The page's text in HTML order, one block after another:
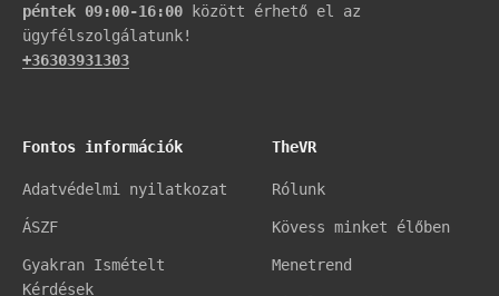
péntek 09:00-16:00 között érhető el az
ügyfélszolgálatunk!
+36303931303
Fontos információk
Adatvédelmi nyilatkozat
ÁSZF
Gyakran Ismételt
Kérdések
TheVR
Rólunk
Kövess minket élőben
Menetrend